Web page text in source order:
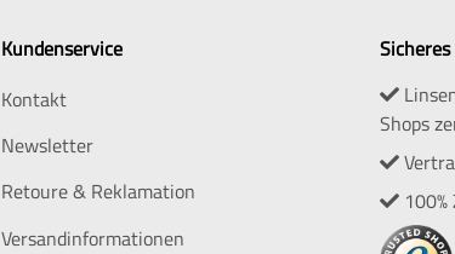
Kundenservice
Kontakt
Newsletter
Retoure & Reklamation
Versandinformationen
Shops